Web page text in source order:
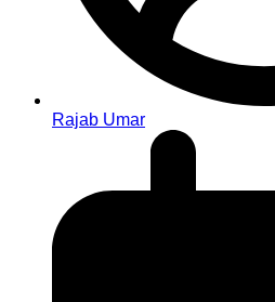
Rajab Umar